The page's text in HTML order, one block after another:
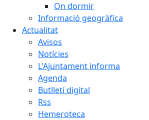
On dormir
Informació geogràfica
Actualitat
Avisos
Notícies
L'Ajuntament informa
Agenda
Butlletí digital
Rss
Hemeroteca